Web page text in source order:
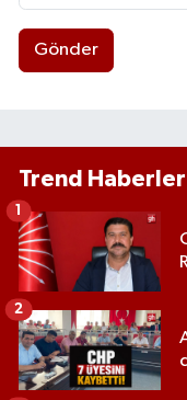
Gönder
Trend Haberler
1
2